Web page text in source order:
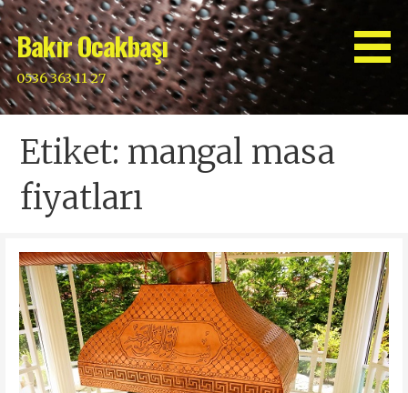
İçeriğe
atlaBakır Ocakbaşı
0536 363 11 27
Etiket: mangal masa
fiyatları